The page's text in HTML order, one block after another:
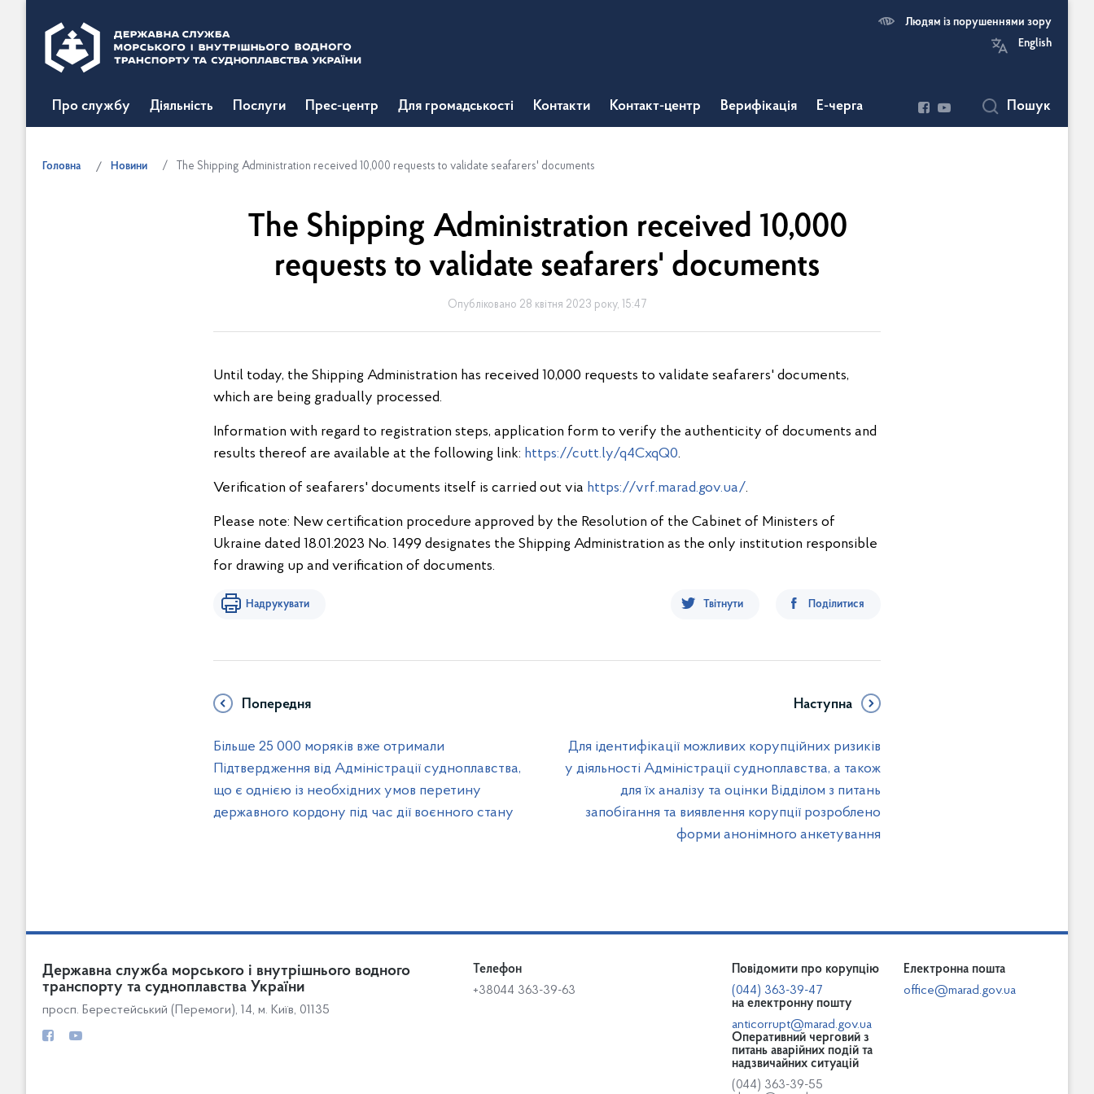
Людям із порушеннями зору
English
Про службу Діяльність Послуги Прес-центр Для громадськості Контакти Контакт-центр Верифікація Е-черга Пошук
Головна Новини The Shipping Administration received 10,000 requests to validate seafarers' documents
The Shipping Administration received 10,000
requests to validate seafarers' documents
Опубліковано 28 квітня 2023 року, 15:47
Until today, the Shipping Administration has received 10,000 requests to validate seafarers' documents,
which are being gradually processed.
Information with regard to registration steps, application form to verify the authenticity of documents and
results thereof are available at the following link: https://cutt.ly/q4CxqQ0.
Verification of seafarers' documents itself is carried out via https://vrf.marad.gov.ua/.
Please note: New certification procedure approved by the Resolution of the Cabinet of Ministers of
Ukraine dated 18.01.2023 No. 1499 designates the Shipping Administration as the only institution responsible
for drawing up and verification of documents.
Надрукувати Поділитися
Твітнути
Попередня
Більше 25 000 моряків вже отримали
Підтвердження від Адміністрації судноплавства,
що є однією із необхідних умов перетину
державного кордону під час дії воєнного стану
Наступна
Для ідентифікації можливих корупційних ризиків
у діяльності Адміністрації судноплавства, а також
для їх аналізу та оцінки Відділом з питань
запобігання та виявлення корупції розроблено
форми анонімного анкетування
Державна служба морського і внутрішнього водного
транспорту та судноплавства України
просп. Берестейський (Перемоги), 14, м. Київ, 01135
Телефон
+38044 363-39-63
Повідомити про корупцію
(044) 363-39-47
на електронну пошту
anticorrupt@marad.gov.ua
Оперативний черговий з
питань аварійних подій та
надзвичайних ситуацій
(044) 363-39-55
Електронна пошта
office@marad.gov.ua